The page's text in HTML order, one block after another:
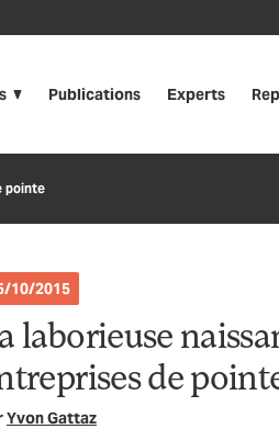
Publications Experts
pointe
10/2015
laborieuse
de
Yvon Gattaz